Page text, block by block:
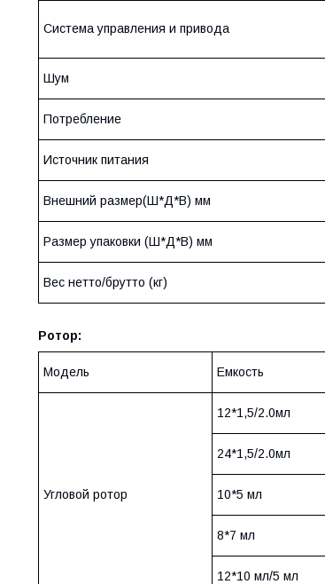
Система управления и привода
Шум
Потребление
Источник питания
Внешний размер(Ш*Д*В) мм
Размер упаковки (Ш*Д*В) мм
Вес нетто/брутто (кг)
Ротор:
Модель Емкость
Угловой ротор
12*1,5/2.0мл
24*1,5/2.0мл
10*5 мл
8*7 мл
12*10 мл/5 мл